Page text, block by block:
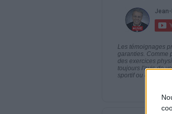
Les témoignages
garanties. Comme
des exercices
toujours l'avis de
sportif ou de